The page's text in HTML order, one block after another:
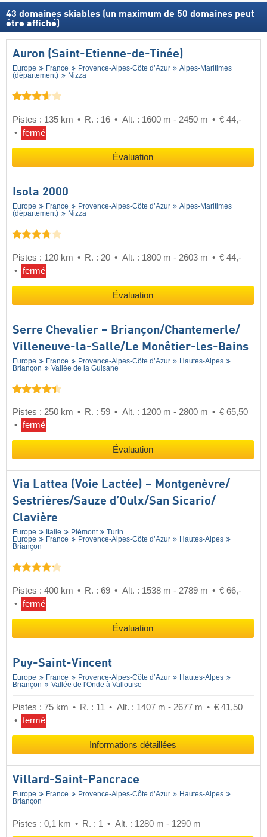
43 domaines skiables (un maximum de 50 domaines peut
être affiché)
Auron (Saint-Etienne-de-Tinée)
Europe France Provence-Alpes-Côte d’Azur
Alpes-Maritimes
(département)
Nizza
Pistes : 135 km R. : 16 Alt. : 1600 m - 2450 m
€ 44,-
fermé
Évaluation
Isola 2000
Europe France Provence-Alpes-Côte d’Azur
Alpes-Maritimes
(département)
Nizza
Pistes : 120 km R. : 20 Alt. : 1800 m - 2603 m
€ 44,-
fermé
Évaluation
Serre Chevalier – Briançon/​Chantemerle/​
Villeneuve-la-Salle/​Le Monêtier-les-Bains
Europe France Provence-Alpes-Côte d’Azur
Hautes-Alpes
Briançon
Vallée de la Guisane
Pistes : 250 km R. : 59 Alt. : 1200 m - 2800 m
€ 65,50
fermé
Évaluation
Via Lattea (Voie Lactée) – Montgenèvre/​
Sestrières/​Sauze d’Oulx/​San Sicario/​
Clavière
Europe Italie Piémont
Turin
Europe
France Provence-Alpes-Côte d’Azur
Hautes-Alpes
Briançon
Pistes : 400 km R. : 69 Alt. : 1538 m - 2789 m
€ 66,-
fermé
Évaluation
Puy-Saint-Vincent
Europe France Provence-Alpes-Côte d’Azur
Hautes-Alpes
Briançon
Vallée de l'Onde à Vallouise
Pistes : 75 km R. : 11 Alt. : 1407 m - 2677 m
€ 41,50
fermé
Informations détaillées
Villard-Saint-Pancrace
Europe France Provence-Alpes-Côte d’Azur
Hautes-Alpes
Briançon
Pistes : 0,1 km R. : 1 Alt. : 1280 m - 1290 m